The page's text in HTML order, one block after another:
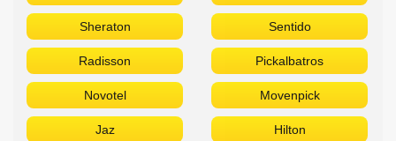
Sheraton Sentido
Radisson Pickalbatros
Novotel Movenpick
Jaz Hilton